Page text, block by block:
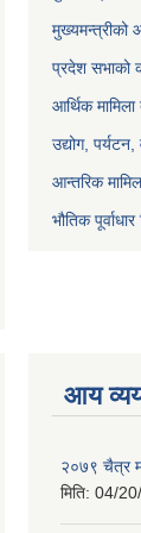
मुख्यमन्त्रीको
प्रदेश सभाको
आर्थिक
उद्योग,
आन्तरिक
भौतिक
आय
२०७९ चैत्र
मिति: 04/